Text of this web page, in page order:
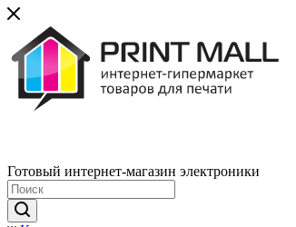
Готовый интернет-магазин электроники